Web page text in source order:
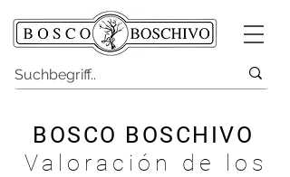
BOSCO BOSCHIVO
Valoración de los